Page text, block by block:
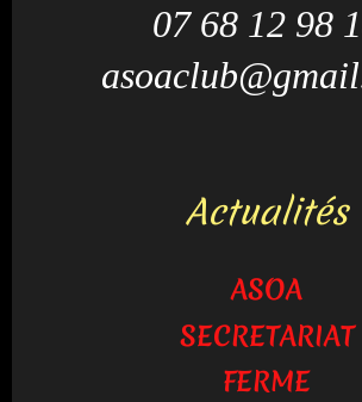
07 68 12 98
Actualités
ASOA
SECRETARIAT
FERME